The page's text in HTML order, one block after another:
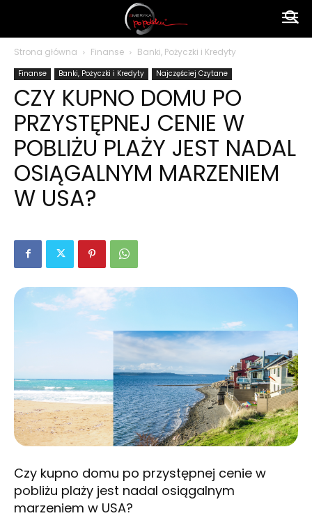
polsku
Strona główna Finanse Banki, Pożyczki i Kredyty
Finanse Banki, Pożyczki i Kredyty Najczęściej Czytane
CZY KUPNO DOMU PO
PRZYSTĘPNEJ CENIE W
POBLIŻU PLAŻY JEST NADAL
OSIĄGALNYM MARZENIEM
W USA?
Czy kupno domu po przystępnej cenie w
pobliżu plaży jest nadal osiągalnym
marzeniem w USA?